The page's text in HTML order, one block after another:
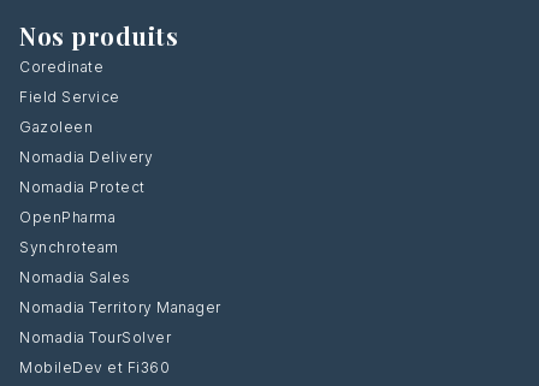
Nos produits
Coredinate
Field Service
Gazoleen
Nomadia Delivery
Nomadia Protect
OpenPharma
Synchroteam
Nomadia Sales
Nomadia Territory Manager
Nomadia TourSolver
MobileDev et Fi360